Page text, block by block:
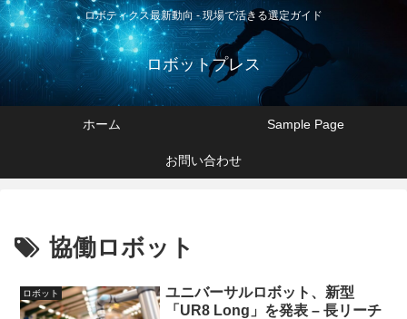
ロボティクス最新動向 - 現場で活きる選定ガイド
ロボットプレス
ホーム Sample Page
お問い合わせ
協働ロボット
ロボット
ユニバーサルロボット、新型
「UR8 Long」を発表 – 長リーチ